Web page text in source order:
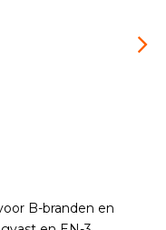
B-branden en